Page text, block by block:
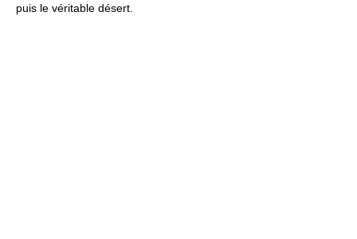
puis le véritable désert.